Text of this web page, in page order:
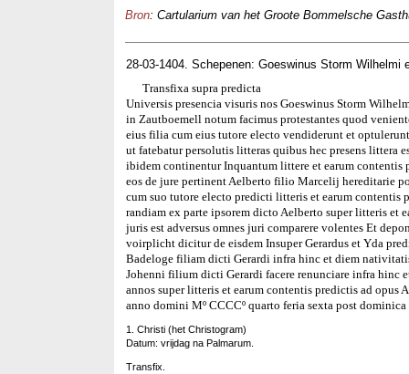
Bron: Cartularium van het Groote Bommelsche
28-03-1404. Schepenen: Goeswinus Storm Wilhelmi
Transfixa supra predicta
Universis presencia visuris nos Goeswinus Storm
in Zautboemell notum facimus protestantes quod
eius filia cum eius tutore electo vendiderunt et
ut fatebatur persolutis litteras quibus hec presens littera
ibidem continentur Inquantum littere et earum contentis
eos de jure pertinent Aelberto filio Marcelij hereditarie
cum suo tutore electo predicti litteris et earum contentis
randiam ex parte ipsorem dicto Aelberto super litteris et
juris est adversus omnes juri comparere volentes Et
voirplicht dicitur de eisdem Insuper Gerardus et Yda
Badeloge filiam dicti Gerardi infra hinc et diem
Johenni filium dicti Gerardi facere renunciare infra
annos super litteris et earum contentis predictis ad
anno domini Mº CCCCº quarto feria sexta post
1. Christi (het Christogram)
Datum: vrijdag na Palmarum.
Transfix.